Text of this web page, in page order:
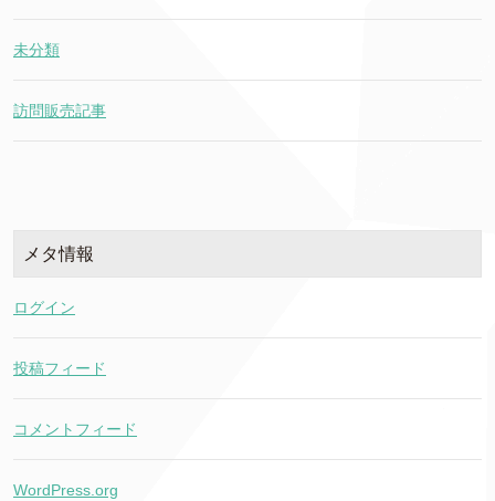
未分類
訪問販売記事
メタ情報
ログイン
投稿フィード
コメントフィード
WordPress.org